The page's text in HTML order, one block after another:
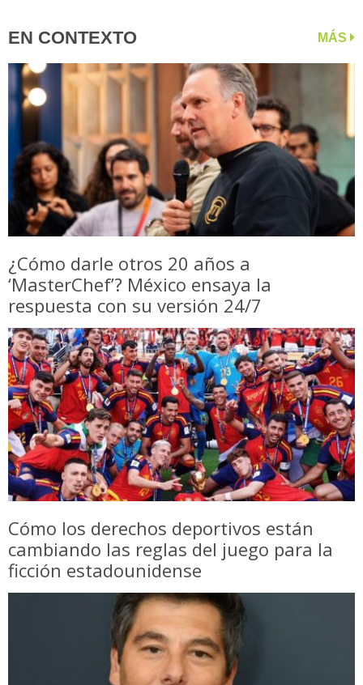
EN CONTEXTO MÁS
¿Cómo darle otros 20 años a
‘MasterChef’? México ensaya la
respuesta con su versión 24/7
Cómo los derechos deportivos están
cambiando las reglas del juego para la
ficción estadounidense